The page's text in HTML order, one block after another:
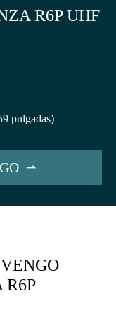
R6P UHF
pulgadas)

R6P